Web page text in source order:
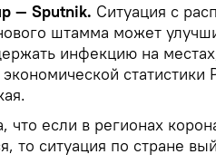
— Sputnik. Ситуация с
штамма может
инфекцию на
что если в регионах
то ситуация по стране